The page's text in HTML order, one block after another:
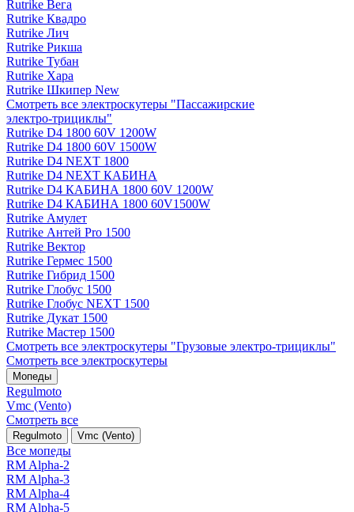
Rutrike Вега
Rutrike Квадро
Rutrike Лич
Rutrike Рикша
Rutrike Тубан
Rutrike Хара
Rutrike Шкипер New
Смотреть все электро­скутеры "Пассажирские
электро‑трициклы"
Rutrike D4 1800 60V 1200W
Rutrike D4 1800 60V 1500W
Rutrike D4 NEXT 1800
Rutrike D4 NEXT КАБИНА
Rutrike D4 КАБИНА 1800 60V 1200W
Rutrike D4 КАБИНА 1800 60V1500W
Rutrike Амулет
Rutrike Антей Pro 1500
Rutrike Вектор
Rutrike Гермес 1500
Rutrike Гибрид 1500
Rutrike Глобус 1500
Rutrike Глобус NEXT 1500
Rutrike Дукат 1500
Rutrike Мастер 1500
Смотреть все электро­скутеры "Грузовые электро‑трициклы"
Смотреть все электро­скутеры
Мопеды
Regulmoto
Vmc (Vento)
Смотреть все
Regulmoto Vmc (Vento)
Все мопеды
RM Alpha-2
RM Alpha-3
RM Alpha-4
RM Alpha-5